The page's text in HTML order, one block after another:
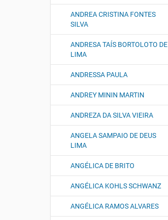
ANDREA CRISTINA FONTES
SILVA
ANDRESA TAÍS BORTOLOTO DE
LIMA
ANDRESSA PAULA
ANDREY MININ MARTIN
ANDREZA DA SILVA VIEIRA
ANGELA SAMPAIO DE DEUS
LIMA
ANGÉLICA DE BRITO
ANGÉLICA KOHLS SCHWANZ
ANGÉLICA RAMOS ALVARES